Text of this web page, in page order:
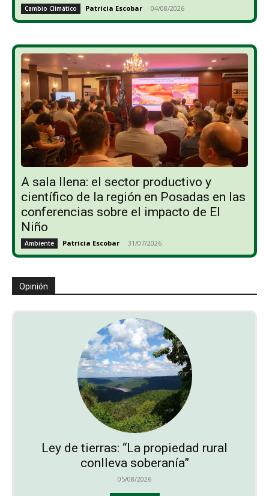
Cambio Climático Patricia Escobar - 04/08/2026
A sala llena: el sector productivo y
científico de la región en Posadas en las
conferencias sobre el impacto de El
Niño
Ambiente Patricia Escobar - 31/07/2026
Opinión
Ley de tierras: “La propiedad rural
conlleva soberanía”
05/08/2026